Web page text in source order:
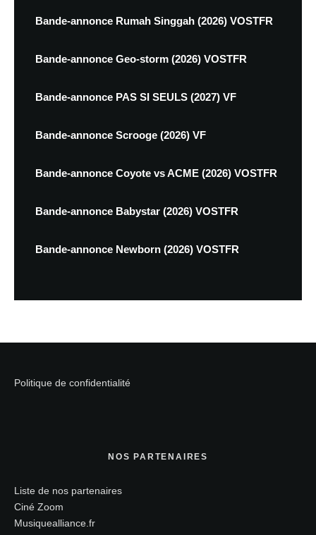
Bande-annonce Rumah Singgah (2026) VOSTFR
Bande-annonce Geo-storm (2026) VOSTFR
Bande-annonce PAS SI SEULS (2027) VF
Bande-annonce Scrooge (2026) VF
Bande-annonce Coyote vs ACME (2026) VOSTFR
Bande-annonce Babystar (2026) VOSTFR
Bande-annonce Newborn (2026) VOSTFR
Politique de confidentialité
NOS PARTENAIRES
Liste de nos partenaires
Ciné Zoom
Musiquealliance.fr